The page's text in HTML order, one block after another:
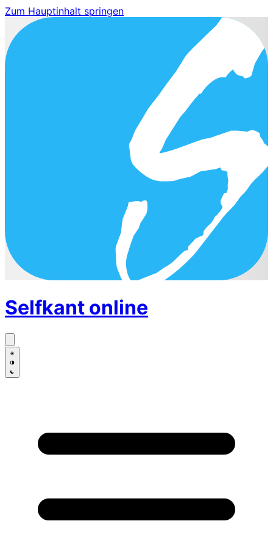
Zum Hauptinhalt springen
Selfkant online